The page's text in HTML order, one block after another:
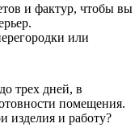
и фактур, чтобы вы
или
трех дней, в
помещения.
изделия и работу?